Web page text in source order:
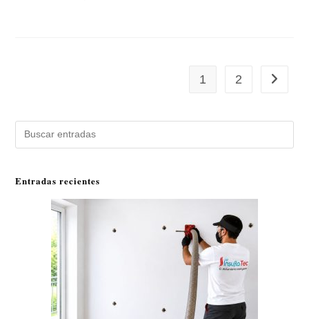
1 2 Ir a la
Buscar
Entradas recientes